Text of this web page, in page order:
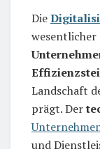
Die
wesentlicher
Landschaft
prägt. Der
und